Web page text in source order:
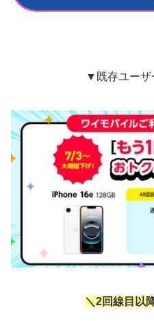
▼既存ユーザ
＼2回線目以